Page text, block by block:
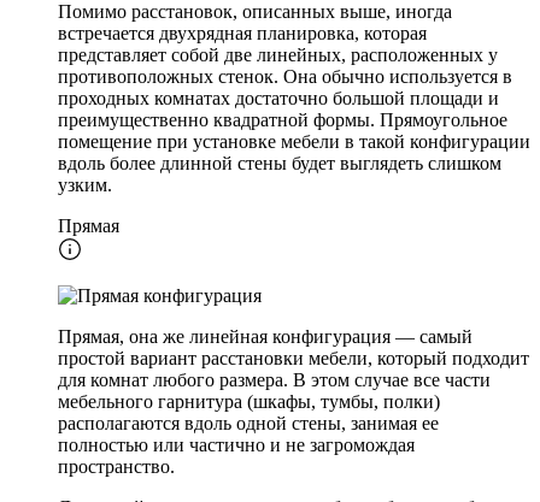
Помимо расстановок, описанных выше, иногда
встречается двухрядная планировка, которая
представляет собой две линейных, расположенных у
противоположных стенок. Она обычно используется в
проходных комнатах достаточно большой площади и
преимущественно квадратной формы. Прямоугольное
помещение при установке мебели в такой конфигурации
вдоль более длинной стены будет выглядеть слишком
узким.
Прямая
Прямая, она же линейная конфигурация — самый
простой вариант расстановки мебели, который подходит
для комнат любого размера. В этом случае все части
мебельного гарнитура (шкафы, тумбы, полки)
располагаются вдоль одной стены, занимая ее
полностью или частично и не загромождая
пространство.